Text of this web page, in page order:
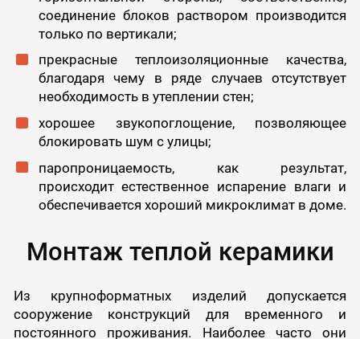
соединение блоков раствором производится
только по вертикали;
прекрасные теплоизоляционные качества,
благодаря чему в ряде случаев отсутствует
необходимость в утеплении стен;
хорошее звукопоглощение, позволяющее
блокировать шум с улицы;
паропроницаемость, как результат,
происходит естественное испарение влаги и
обеспечивается хороший микроклимат в доме.
Монтаж теплой керамики
Из крупноформатных изделий допускается
сооружение конструкций для временного и
постоянного проживания. Наиболее часто они